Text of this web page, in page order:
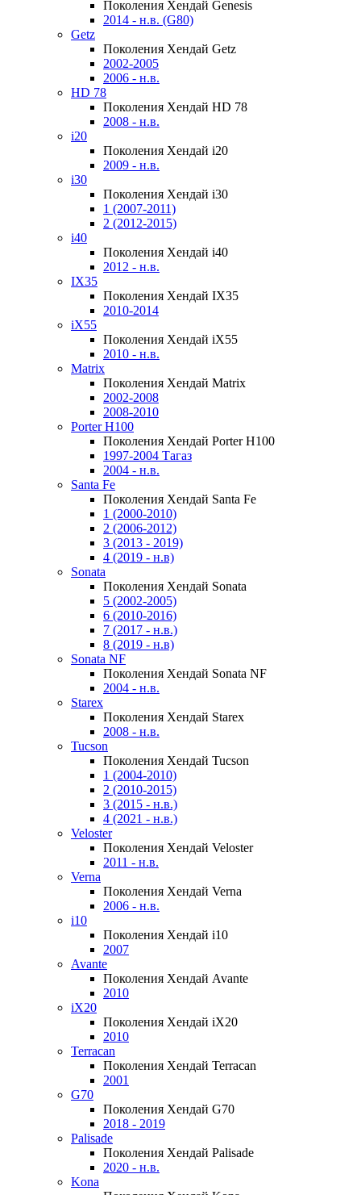
Поколения Хендай Genesis
2014 - н.в. (G80)
Getz
Поколения Хендай Getz
2002-2005
2006 - н.в.
HD 78
Поколения Хендай HD 78
2008 - н.в.
i20
Поколения Хендай i20
2009 - н.в.
i30
Поколения Хендай i30
1 (2007-2011)
2 (2012-2015)
i40
Поколения Хендай i40
2012 - н.в.
IX35
Поколения Хендай IX35
2010-2014
iX55
Поколения Хендай iX55
2010 - н.в.
Matrix
Поколения Хендай Matrix
2002-2008
2008-2010
Porter H100
Поколения Хендай Porter H100
1997-2004 Тагаз
2004 - н.в.
Santa Fe
Поколения Хендай Santa Fe
1 (2000-2010)
2 (2006-2012)
3 (2013 - 2019)
4 (2019 - н.в)
Sonata
Поколения Хендай Sonata
5 (2002-2005)
6 (2010-2016)
7 (2017 - н.в.)
8 (2019 - н.в)
Sonata NF
Поколения Хендай Sonata NF
2004 - н.в.
Starex
Поколения Хендай Starex
2008 - н.в.
Tucson
Поколения Хендай Tucson
1 (2004-2010)
2 (2010-2015)
3 (2015 - н.в.)
4 (2021 - н.в.)
Veloster
Поколения Хендай Veloster
2011 - н.в.
Verna
Поколения Хендай Verna
2006 - н.в.
i10
Поколения Хендай i10
2007
Avante
Поколения Хендай Avante
2010
iX20
Поколения Хендай iX20
2010
Terracan
Поколения Хендай Terracan
2001
G70
Поколения Хендай G70
2018 - 2019
Palisade
Поколения Хендай Palisade
2020 - н.в.
Kona